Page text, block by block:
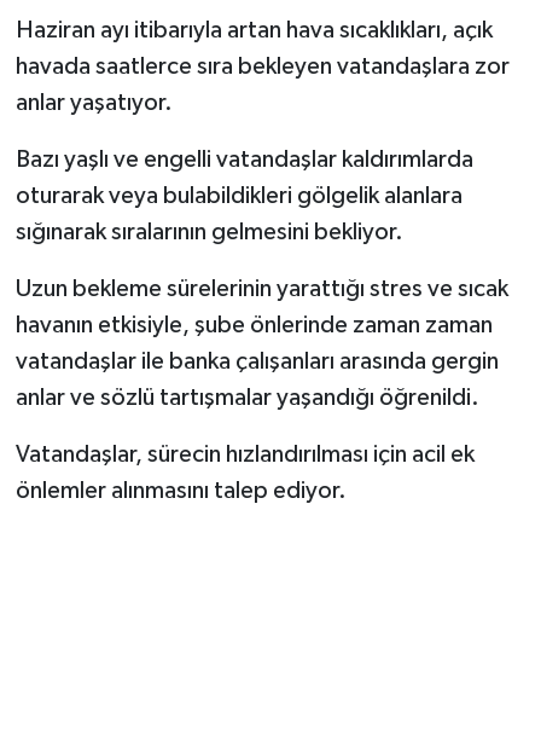
Haziran ayı itibarıyla artan hava sıcaklıkları, açık
havada saatlerce sıra bekleyen vatandaşlara zor
anlar yaşatıyor.
Bazı yaşlı ve engelli vatandaşlar kaldırımlarda
oturarak veya bulabildikleri gölgelik alanlara
sığınarak sıralarının gelmesini bekliyor.
Uzun bekleme sürelerinin yarattığı stres ve sıcak
havanın etkisiyle, şube önlerinde zaman zaman
vatandaşlar ile banka çalışanları arasında gergin
anlar ve sözlü tartışmalar yaşandığı öğrenildi.
Vatandaşlar, sürecin hızlandırılması için acil ek
önlemler alınmasını talep ediyor.